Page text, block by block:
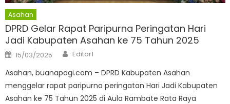
Asahan
DPRD Gelar Rapat Paripurna Peringatan Hari
Jadi Kabupaten Asahan ke 75 Tahun 2025
Posted
on
15/03/2025 Author
Editor1
Asahan, buanapagi.com – DPRD Kabupaten Asahan
menggelar rapat paripurna peringatan Hari Jadi Kabupaten
Asahan ke 75 Tahun 2025 di Aula Rambate Rata Raya